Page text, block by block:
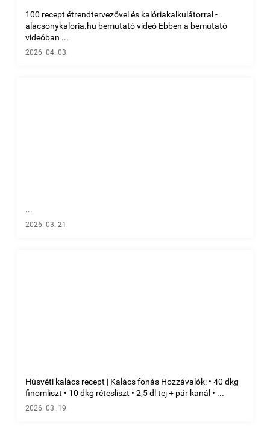
100 recept étrendtervezővel és kalóriakalkulátorral -
alacsonykaloria.hu bemutató videó Ebben a bemutató
videóban ...
2026. 04. 03.
...
2026. 03. 21.
Húsvéti kalács recept | Kalács fonás Hozzávalók: • 40 dkg
finomliszt • 10 dkg rétesliszt • 2,5 dl tej + pár kanál • ...
2026. 03. 19.